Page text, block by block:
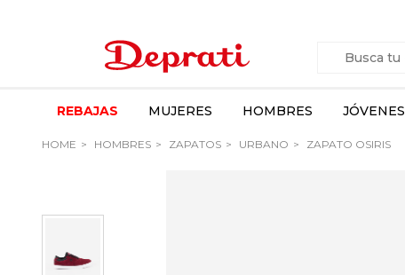
REBAJAS MUJERES HOMBRES JÓVENES
HOME HOMBRES ZAPATOS URBANO ZAPATO OSIRIS